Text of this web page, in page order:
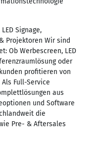
Signage,
Projektoren Wir sind
Ob Werbescreen, LED
oder
profitieren von
Full-Service
aus
und Software
die
Pre- & Aftersales